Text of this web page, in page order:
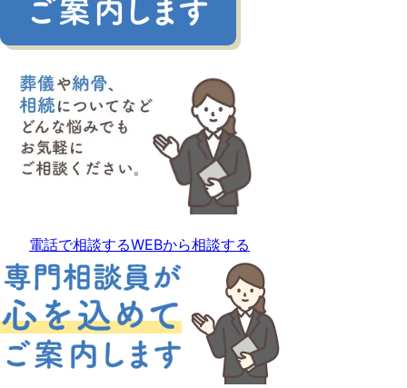
電話で相談するWEBから相談する